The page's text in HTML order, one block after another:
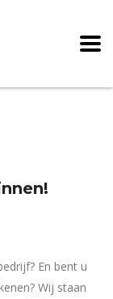
En bent u
Wij staan